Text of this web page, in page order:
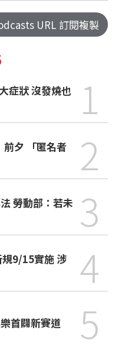
URL 訂閱複製
1
夕 「匿名者
2
勞動部：若未 3
9/15實施 涉
4
首闢新賽道 5